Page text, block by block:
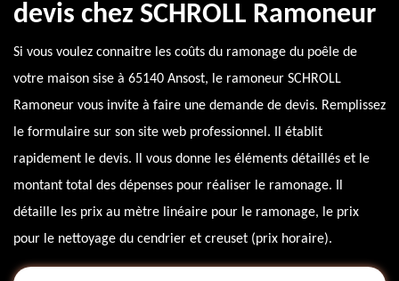
devis chez SCHROLL Ramoneur
Si vous voulez connaitre les coûts du ramonage du poêle de
votre maison sise à 65140 Ansost, le ramoneur SCHROLL
Ramoneur vous invite à faire une demande de devis. Remplissez
le formulaire sur son site web professionnel. Il établit
rapidement le devis. Il vous donne les éléments détaillés et le
montant total des dépenses pour réaliser le ramonage. Il
détaille les prix au mètre linéaire pour le ramonage, le prix
pour le nettoyage du cendrier et creuset (prix horaire).